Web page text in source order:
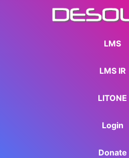
LMS
LMS IR
LITONE
Login
Donate